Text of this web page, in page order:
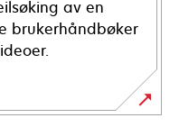
av en
brukerhåndbøker